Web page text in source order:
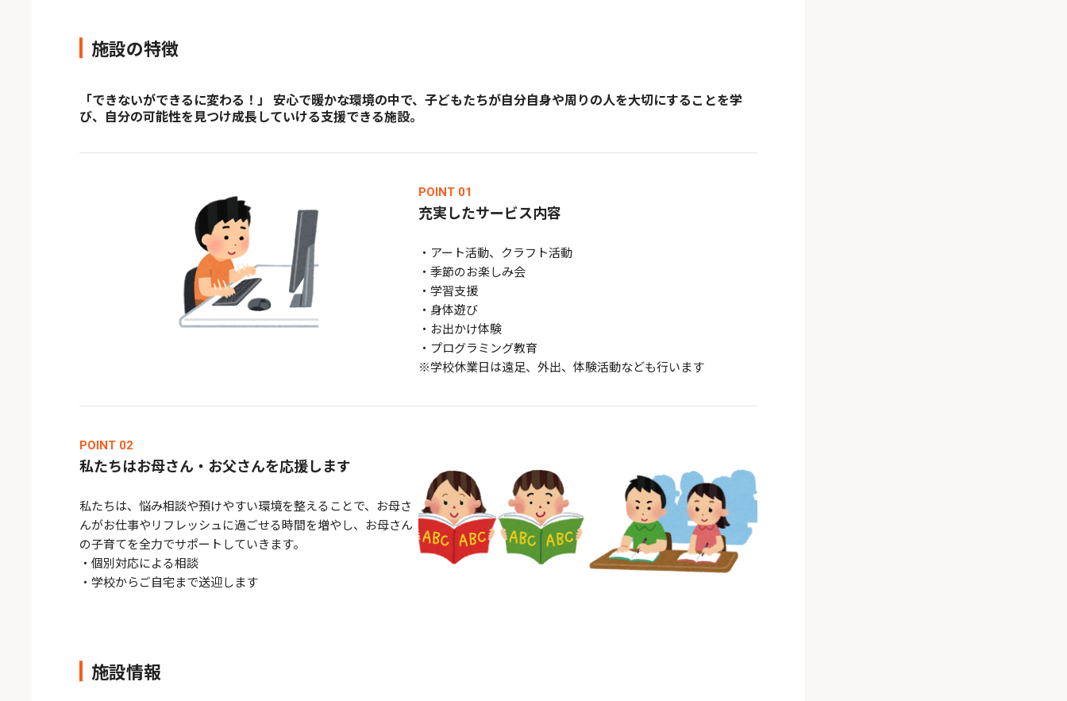
施設の特徴
「できないができるに変わる！」 安心で暖かな環境の中で、子どもたちが自分自身や周りの人を大切にすることを学
び、自分の可能性を見つけ成長していける支援できる施設。
POINT 01
充実したサービス内容
・アート活動、クラフト活動
・季節のお楽しみ会
・学習支援
・身体遊び
・お出かけ体験
・プログラミング教育
※学校休業日は遠足、外出、体験活動なども行います
POINT 02
私たちはお母さん・お父さんを応援します
私たちは、悩み相談や預けやすい環境を整えることで、お母さ
んがお仕事やリフレッシュに過ごせる時間を増やし、お母さん
の子育てを全力でサポートしていきます。
・個別対応による相談
・学校からご自宅まで送迎します
施設情報